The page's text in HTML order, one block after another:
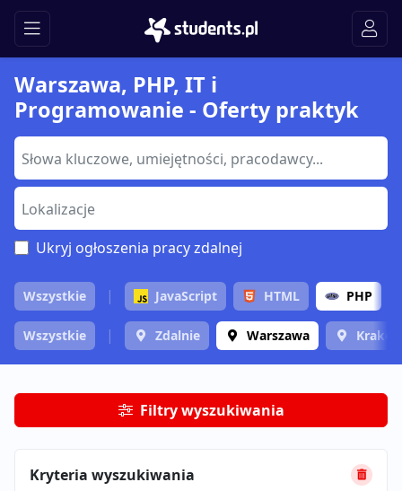
Warszawa, PHP, IT i
Programowanie - Oferty praktyk
Ukryj ogłoszenia pracy zdalnej
Wszystkie JavaScript HTML PHP
Wszystkie Zdalnie Warszawa
Filtry wyszukiwania
Kryteria wyszukiwania